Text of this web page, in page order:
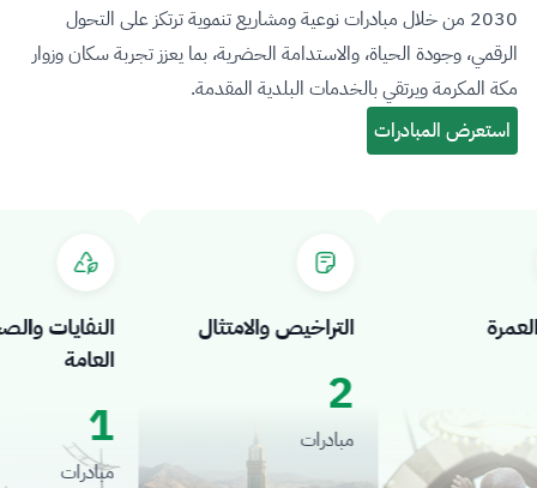
2030 من خلال مبادرات نوعية ومشاريع تنموية ترتكز على التحول
الرقمي، وجودة الحياة، والاستدامة الحضرية، بما يعزز تجربة سكان وزوار
مكة المكرمة ويرتقي بالخدمات البلدية المقدمة.
النفايات
العامة
1
مبادرات
التراخيص والامتثال
2
مبادرات